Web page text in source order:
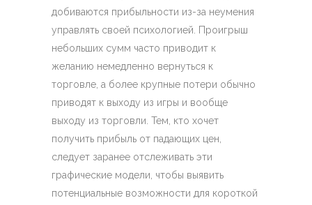
добиваются прибыльности из-за неумения
управлять своей психологией. Проигрыш
небольших сумм часто приводит к
желанию немедленно вернуться к
торговле, а более крупные потери обычно
приводят к выходу из игры и вообще
выходу из торговли. Тем, кто хочет
получить прибыль от падающих цен,
следует заранее отслеживать эти
графические модели, чтобы выявить
потенциальные возможности для короткой